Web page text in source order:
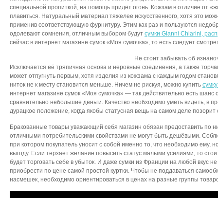
специальной пропиткой, на помощь придёт огонь. Кожзам в отличие от
плавиться. Натуральный материал тяжелее искусственного, хотя это
применив соответствующую фурнитуру. Этим как раз и пользуются
одолевают сомнения, отличным выбором будут сумки Gianni Chiarini,
сейчас в интернет магазине сумок «Моя сумочка», то есть следует
Не стоит забывать об
Исключается её тряпичная основа и неровные соединения, а также
может отпугнуть первым, хотя изделия из кожзама с каждым годом
ниток не к месту становится меньше. Ничем не рискуя, можно купить
интернет магазине сумок «Моя сумочка» — так действительно есть
сравнительно небольшие деньги. Качество необходимо уметь видеть, в
дурацкое положение, когда якобы статусная вещь на самом деле позорит
Бракованные товары уважающий себя магазин обязан предоставить по
отличными потребительскими свойствами не могут быть дешёвыми.
при котором покупатель уносит с собой именно то, что необходимо ему,
выгоду. Если терзает желание повысить статус малыми усилиями, то
будет торговать себе в убыток. И даже сумки из Франции на любой вкус
приобрести по цене самой простой куртки. Чтобы не поддаваться
насмешек, необходимо ориентироваться в ценах на разные группы